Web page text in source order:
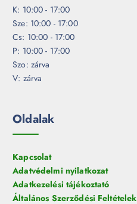
K: 10:00 - 17:00
Sze: 10:00 - 17:00
Cs: 10:00 - 17:00
P: 10:00 - 17:00
Szo: zárva
V: zárva
Oldalak
Kapcsolat
Adatvédelmi nyilatkozat
Adatkezelési tájékoztató
Általános Szerződési Feltételek